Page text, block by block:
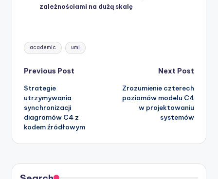
zależnościami na dużą skalę
Tags:
academic uml
Post
navigation
Previous Post
Strategie
utrzymywania
synchronizacji
diagramów C4 z
kodem źródłowym
Next Post
Zrozumienie czterech
poziomów modelu C4
w projektowaniu
systemów